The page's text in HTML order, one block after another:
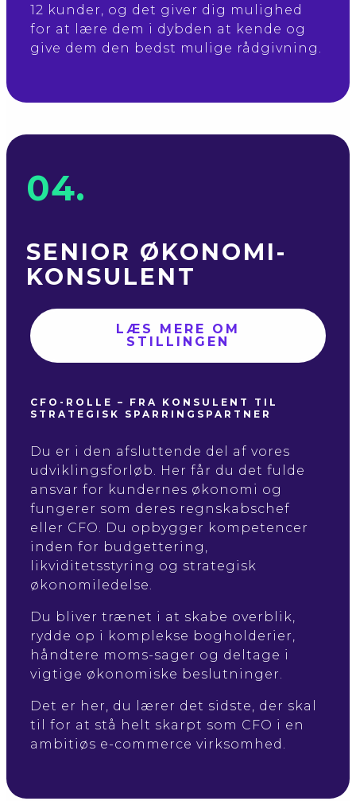
12 kunder, og det giver dig mulighed
for at lære dem i dybden at kende og
give dem den bedst mulige rådgivning.
04.
SENIOR ØKONOMI­
KONSULENT
LÆS MERE OM
STILLINGEN
CFO-ROLLE – FRA KONSULENT TIL
STRATEGISK SPARRINGSPARTNER
Du er i den afsluttende del af vores
udviklingsforløb. Her får du det fulde
ansvar for kundernes økonomi og
fungerer som deres regnskabschef
eller CFO. Du opbygger kompetencer
inden for budgettering,
likviditetsstyring og strategisk
økonomiledelse.
Du bliver trænet i at skabe overblik,
rydde op i komplekse bogholderier,
håndtere moms-sager og deltage i
vigtige økonomiske beslutninger.
Det er her, du lærer det sidste, der skal
til for at stå helt skarpt som CFO i en
ambitiøs e-commerce virksomhed.